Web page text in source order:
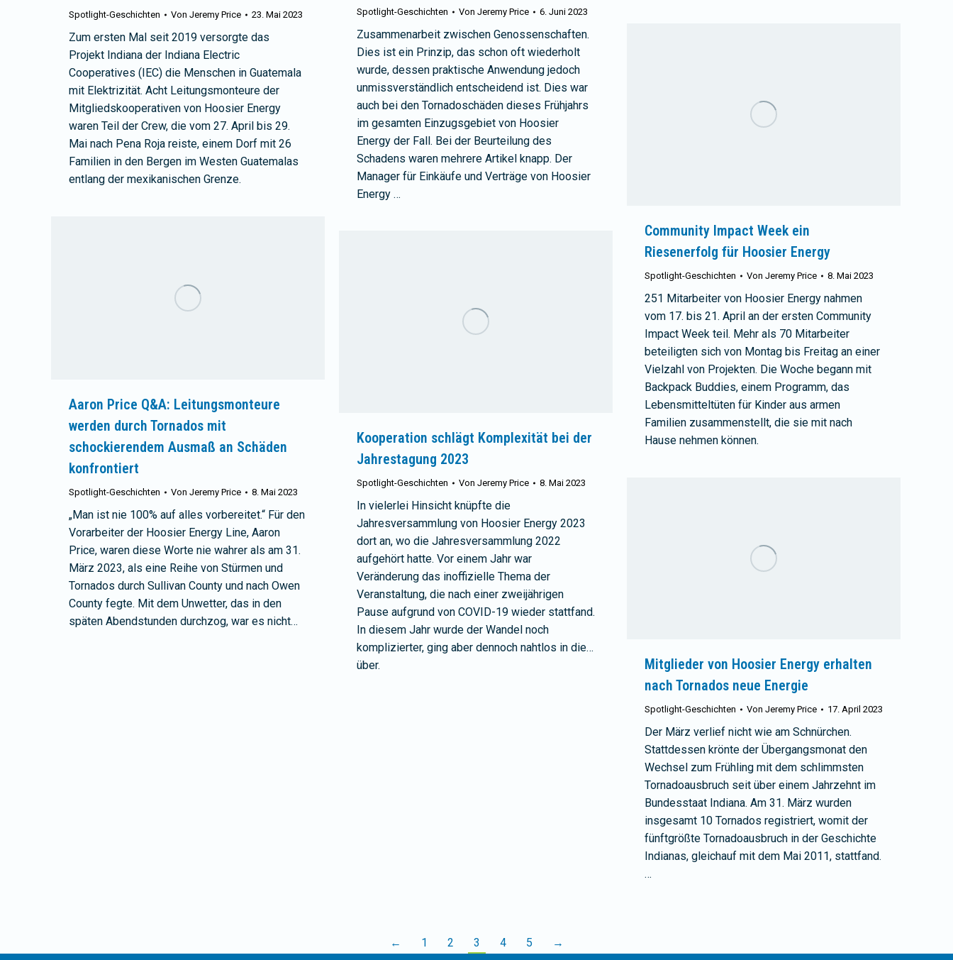
Spotlight-Geschichten Von Jeremy Price 6. Juni 2023
Zusammenarbeit zwischen Genossenschaften.
Dies ist ein Prinzip, das schon oft wiederholt
wurde, dessen praktische Anwendung jedoch
unmissverständlich entscheidend ist. Dies war
auch bei den Tornadoschäden dieses Frühjahrs
im gesamten Einzugsgebiet von Hoosier
Energy der Fall. Bei der Beurteilung des
Schadens waren mehrere Artikel knapp. Der
Manager für Einkäufe und Verträge von Hoosier
Energy …
Spotlight-Geschichten Von Jeremy Price 23. Mai 2023
Zum ersten Mal seit 2019 versorgte das
Projekt Indiana der Indiana Electric
Cooperatives (IEC) die Menschen in Guatemala
mit Elektrizität. Acht Leitungsmonteure der
Mitgliedskooperativen von Hoosier Energy
waren Teil der Crew, die vom 27. April bis 29.
Mai nach Pena Roja reiste, einem Dorf mit 26
Familien in den Bergen im Westen Guatemalas
entlang der mexikanischen Grenze.
Community Impact Week ein
Riesenerfolg für Hoosier Energy
Spotlight-Geschichten Von Jeremy Price 8. Mai 2023
251 Mitarbeiter von Hoosier Energy nahmen
vom 17. bis 21. April an der ersten Community
Impact Week teil. Mehr als 70 Mitarbeiter
beteiligten sich von Montag bis Freitag an einer
Vielzahl von Projekten. Die Woche begann mit
Backpack Buddies, einem Programm, das
Lebensmitteltüten für Kinder aus armen
Familien zusammenstellt, die sie mit nach
Hause nehmen können.
Aaron Price Q&A: Leitungsmonteure
werden durch Tornados mit
schockierendem Ausmaß an Schäden
konfrontiert
Spotlight-Geschichten Von Jeremy Price 8. Mai 2023
„Man ist nie 100% auf alles vorbereitet.“ Für den
Vorarbeiter der Hoosier Energy Line, Aaron
Price, waren diese Worte nie wahrer als am 31.
März 2023, als eine Reihe von Stürmen und
Tornados durch Sullivan County und nach Owen
County fegte. Mit dem Unwetter, das in den
späten Abendstunden durchzog, war es nicht…
Kooperation schlägt Komplexität bei der
Jahrestagung 2023
Spotlight-Geschichten Von Jeremy Price 8. Mai 2023
In vielerlei Hinsicht knüpfte die
Jahresversammlung von Hoosier Energy 2023
dort an, wo die Jahresversammlung 2022
aufgehört hatte. Vor einem Jahr war
Veränderung das inoffizielle Thema der
Veranstaltung, die nach einer zweijährigen
Pause aufgrund von COVID-19 wieder stattfand.
In diesem Jahr wurde der Wandel noch
komplizierter, ging aber dennoch nahtlos in die…
über.
Mitglieder von Hoosier Energy erhalten
nach Tornados neue Energie
Spotlight-Geschichten Von Jeremy Price 17. April 2023
Der März verlief nicht wie am Schnürchen.
Stattdessen krönte der Übergangsmonat den
Wechsel zum Frühling mit dem schlimmsten
Tornadoausbruch seit über einem Jahrzehnt im
Bundesstaat Indiana. Am 31. März wurden
insgesamt 10 Tornados registriert, womit der
fünftgrößte Tornadoausbruch in der Geschichte
Indianas, gleichauf mit dem Mai 2011, stattfand.
…
← 1 2 3 4 5 →